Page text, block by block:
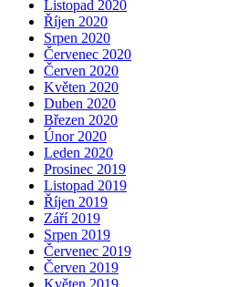
Listopad 2020
Říjen 2020
Srpen 2020
Červenec 2020
Červen 2020
Květen 2020
Duben 2020
Březen 2020
Únor 2020
Leden 2020
Prosinec 2019
Listopad 2019
Říjen 2019
Září 2019
Srpen 2019
Červenec 2019
Červen 2019